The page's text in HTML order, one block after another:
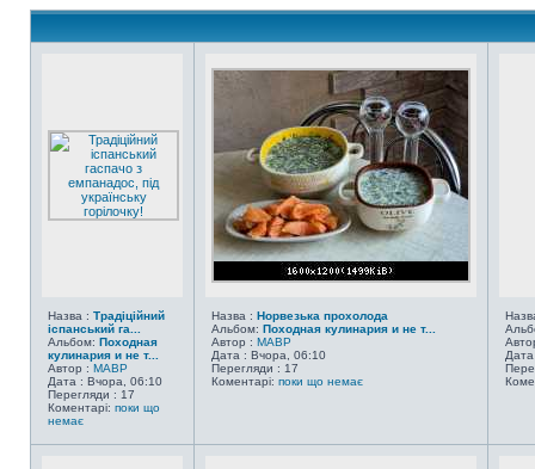
Назва : Традіційний
іспанський га...
Альбом: Походная
кулинария и не т...
Автор : MABP
Дата : Вчора, 06:10
Перегляди : 17
Коментарі: поки що
немає
Назва : Норвезька прохолода
Альбом: Походная кулинария и не т...
Автор : MABP
Дата : Вчора, 06:10
Перегляди : 17
Коментарі: поки що немає